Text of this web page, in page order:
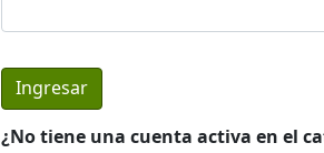
¿No tiene una cuenta activa en el